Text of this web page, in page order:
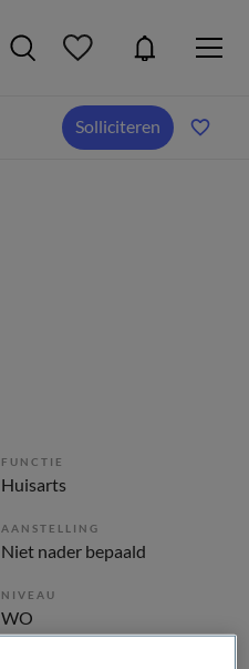
Solliciteren
FUNCTIE
Huisarts
AANSTELLING
Niet nader bepaald
NIVEAU
WO